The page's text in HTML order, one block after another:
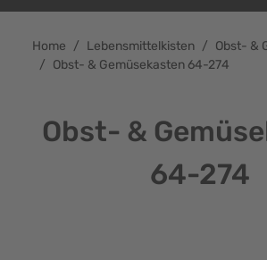
Home / Lebensmittelkisten / Obst- &
/ Obst- & Gemüsekasten 64-274
Obst- &
64-274